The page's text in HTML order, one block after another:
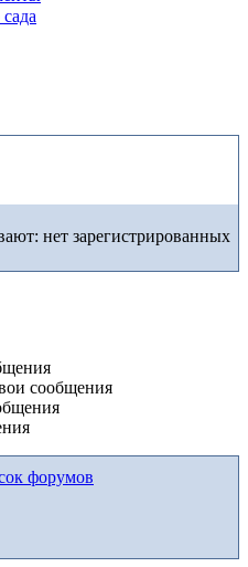
нет зарегистрированных
сообщения
форумов